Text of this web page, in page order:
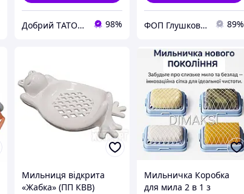
Добрий TАТО🥇 98% ФОП Глушков Андрій Володимирович 89%
Мильниця відкрита
«Жабка» (ПП КВВ)
Мильничка Коробка
для мила 2 в 1 з